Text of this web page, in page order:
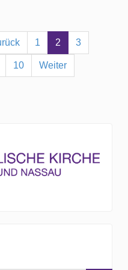
1 2 3
10 Weiter